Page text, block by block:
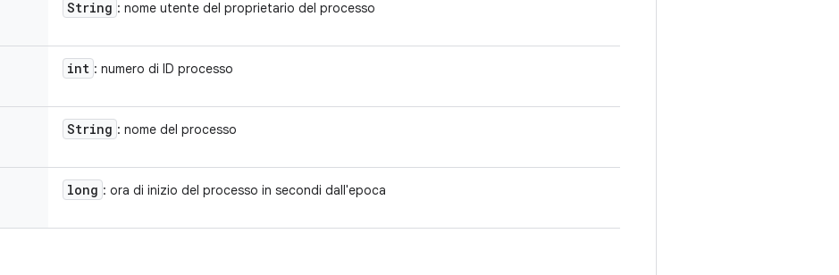
String : nome utente del proprietario del processo
int : numero di ID processo
String : nome del processo
long : ora di inizio del processo in secondi dall'epoca